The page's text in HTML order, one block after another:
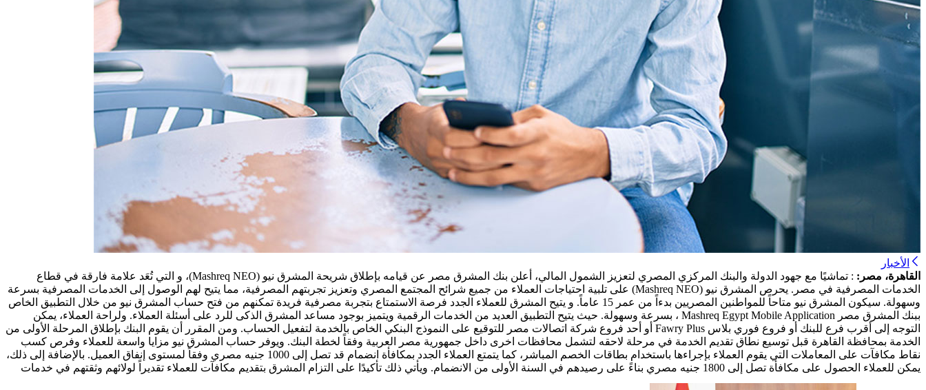
الأخبار
القاهرة، مصر:
: تماشيًا مع جهود الدولة والبنك المركزي المصري لتعزيز الشمول المالي، أعلن بنك المشرق مصر عن قيامه بإطلاق شريحة المشرق نيو (Mashreq NEO)، و التي تُعَد علامة فارقة في قطاع
الخدمات المصرفية في مصر. يحرص المشرق نيو (Mashreq NEO) على تلبية احتياجات العملاء من جميع شرائح المجتمع المصري وتعزيز تجربتهم المصرفية، مما يتيح لهم الوصول إلى الخدمات المصرفية بسرعة
وسهولة. سيكون المشرق نيو متاحاً للمواطنين المصريين بدءاً من عمر 15 عاماً. و يتيح المشرق للعملاء الجدد فرصة الاستمتاع بتجربة مصرفية فريدة تمكنهم من فتح حساب المشرق نيو من خلال التطبيق الخاص
ببنك المشرق مصر Mashreq Egypt Mobile Application ، بسرعة وسهولة. حيث يتيح التطبيق العديد من الخدمات الرقمية ويتميز بوجود مساعد المشرق الذكى للرد على أسئلة العملاء. ولراحة العملاء، يمكن
التوجه إلى أقرب فرع للبنك أو فروع فوري بلاس Fawry Plus أو أحد فروع شركة اتصالات مصر للتوقيع على النموذج البنكي الخاص بالخدمة لتفعيل الحساب. ومن المقرر أن يقوم البنك بإطلاق المرحلة الأولى من
الخدمة بمحافظة القاهرة قبل توسيع نطاق تقديم الخدمة في مرحلة لاحقه لتشمل محافظات اخرى داخل جمهورية مصر العربية وفقاً لخطة البنك. ويوفر حساب المشرق نيو مزايا واسعة للعملاء وفرص كسب
نقاط مكافآت على المعاملات التي يقوم العملاء بإجراءها باستخدام بطاقات الخصم المباشر، كما يتمتع العملاء الجدد بمكافأة انضمام قد تصل إلى 1000 جنيه مصري وفقاً لمستوى إنفاق العميل. بالإضافة إلى ذلك،
يمكن للعملاء الحصول على مكافأة تصل إلى 1800 جنيه مصري بناءً على رصيدهم في السنة الأولى من الانضمام. ويأتي ذلك تأكيدًا على التزام المشرق بتقديم مكافآت للعملاء تقديراً لولائهم وثقتهم في خدمات